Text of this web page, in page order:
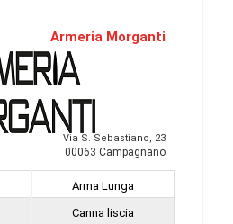
Armeria Morganti
Via S. Sebastiano, 23
00063 Campagnano
Arma Lunga
Canna liscia